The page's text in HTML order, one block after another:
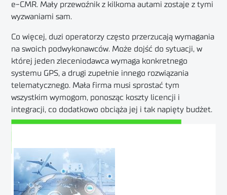
e-CMR. Mały przewoźnik z kilkoma autami zostaje z tymi
wyzwaniami sam.
Co więcej, duzi operatorzy często przerzucają wymagania
na swoich podwykonawców. Może dojść do sytuacji, w
której jeden zleceniodawca wymaga konkretnego
systemu GPS, a drugi zupełnie innego rozwiązania
telematycznego. Mała firma musi sprostać tym
wszystkim wymogom, ponosząc koszty licencji i
integracji, co dodatkowo obciąża jej i tak napięty budżet.